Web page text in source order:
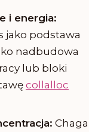
i energia:
jako podstawa
nadbudowa
lub bloki
collalloc
Chaga